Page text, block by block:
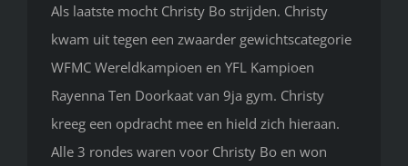
Als laatste mocht Christy Bo strijden. Christy
kwam uit tegen een zwaarder gewichtscategorie
WFMC Wereldkampioen en YFL Kampioen
Rayenna Ten Doorkaat van 9ja gym. Christy
kreeg een opdracht mee en hield zich hieraan.
Alle 3 rondes waren voor Christy Bo en won